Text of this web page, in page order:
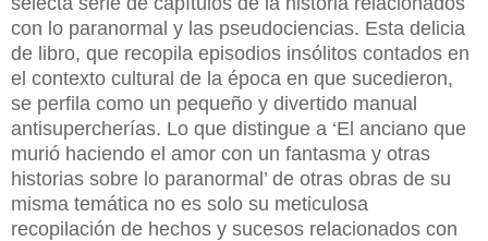
con lo paranormal y las pseudociencias. Esta delicia
de libro, que recopila episodios insólitos contados en
el contexto cultural de la época en que sucedieron,
se perfila como un pequeño y divertido manual
antisupercherías. Lo que distingue a ‘El anciano que
murió haciendo el amor con un fantasma y otras
historias sobre lo paranormal’ de otras obras de su
misma temática no es solo su meticulosa
recopilación de hechos y sucesos relacionados con